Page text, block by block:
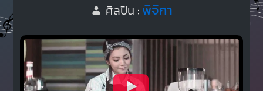
ศิลปิน : พิจิกา